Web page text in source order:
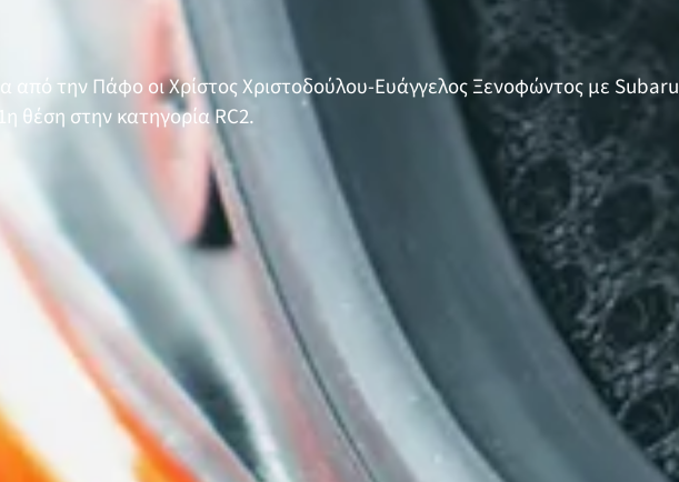
από την Πάφο οι Χρίστος Χριστοδούλου-Ευάγγελος Ξενοφώντος με Subaru
θέση στην κατηγορία RC2.